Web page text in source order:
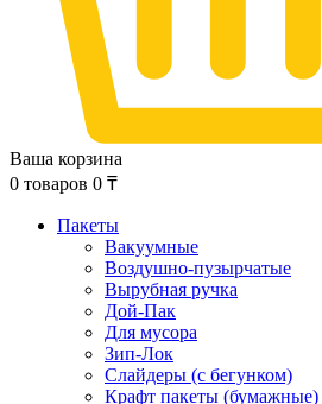
Ваша корзина
0 товаров 0 ₸
Пакеты
Вакуумные
Воздушно-пузырчатые
Вырубная ручка
Дой-Пак
Для мусора
Зип-Лок
Слайдеры (с бегунком)
Крафт пакеты (бумажные)